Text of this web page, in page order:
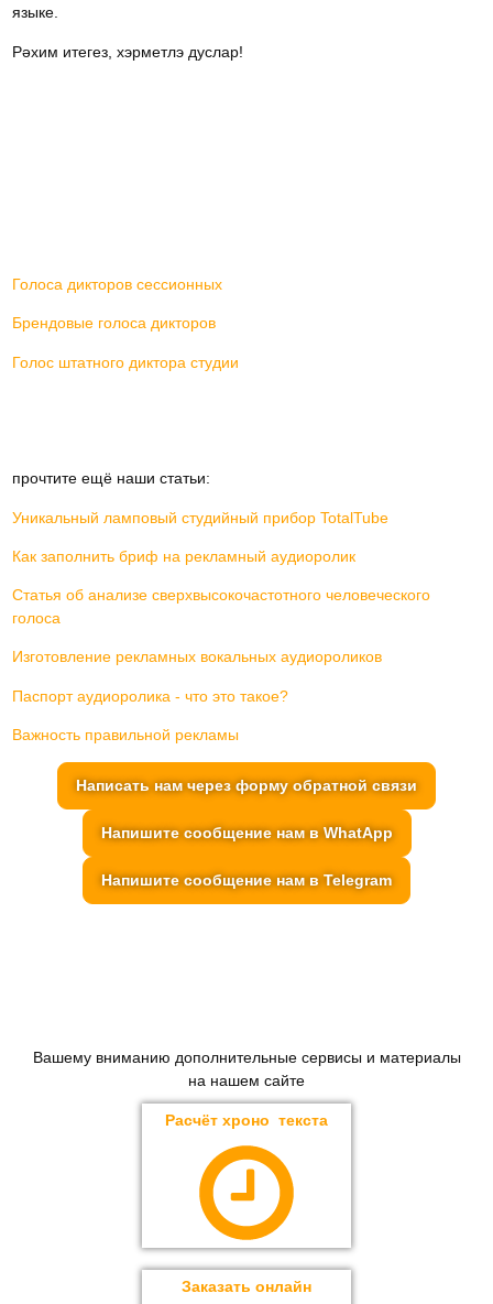
языке.
Рәхим итегез, хэрметлэ дуслар!
Голоса дикторов сессионных
Брендовые голоса дикторов
Голос штатного диктора студии
прочтите ещё наши статьи:
Уникальный ламповый студийный прибор TotalTube
Как заполнить бриф на рекламный аудиоролик
Статья об анализе сверхвысокочастотного человеческого
голоса
Изготовление рекламных вокальных аудиороликов
Паспорт аудиоролика - что это такое?
Важность правильной рекламы
Написать нам через форму обратной связи
Напишите сообщение нам в WhatApp
Напишите сообщение нам в Telegram
Вашему вниманию дополнительные сервисы и материалы
на нашем сайте
Расчёт хроно текста
Заказать онлайн